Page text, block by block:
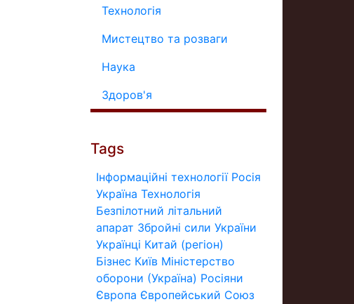
Технологія
Мистецтво та розваги
Наука
Здоров'я
Tags
Інформаційні технології Росія
Україна Технологія
Безпілотний літальний
апарат Збройні сили України
Українці Китай (регіон)
Бізнес Київ Міністерство
оборони (Україна) Росіяни
Європа Європейський Союз